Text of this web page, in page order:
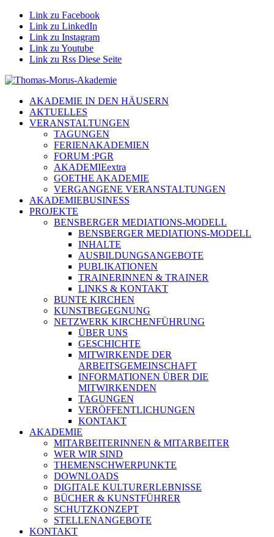
Link zu Facebook
Link zu LinkedIn
Link zu Instagram
Link zu Youtube
Link zu Rss Diese Seite
AKADEMIE IN DEN HÄUSERN
AKTUELLES
VERANSTALTUNGEN
TAGUNGEN
FERIENAKADEMIEN
FORUM :PGR
AKADEMIEextra
GOETHE AKADEMIE
VERGANGENE VERANSTALTUNGEN
AKADEMIEBUSINESS
PROJEKTE
BENSBERGER MEDIATIONS-MODELL
BENSBERGER MEDIATIONS-MODELL
INHALTE
AUSBILDUNGSANGEBOTE
PUBLIKATIONEN
TRAINERINNEN & TRAINER
LINKS & KONTAKT
BUNTE KIRCHEN
KUNSTBEGEGNUNG
NETZWERK KIRCHENFÜHRUNG
ÜBER UNS
GESCHICHTE
MITWIRKENDE DER
ARBEITSGEMEINSCHAFT
INFORMATIONEN ÜBER DIE
MITWIRKENDEN
TAGUNGEN
VERÖFFENTLICHUNGEN
KONTAKT
AKADEMIE
MITARBEITERINNEN & MITARBEITER
WER WIR SIND
THEMENSCHWERPUNKTE
DOWNLOADS
DIGITALE KULTURERLEBNISSE
BÜCHER & KUNSTFÜHRER
SCHUTZKONZEPT
STELLENANGEBOTE
KONTAKT